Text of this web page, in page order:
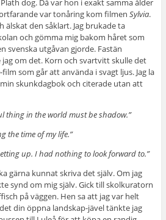
dog. Då var hon i exakt samma ålder
var tonåring kom filmen Sylvia.
älskat den såklart. Jag brukade ta
och gömma mig bakom håret som
svenska utgåvan gjorde. Fastän
om det. Korn och svartvitt skulle det
som går att använda i svagt ljus. Jag la
skunkdagbok och citerade utan att
thing in the world must be shadow.”
the time of my life.”
up. I had nothing to look forward to.”
gärna kunnat skriva det själv. Om jag
synd om mig själv. Gick till skolkuratorn
på väggen. Hen sa att jag var helt
din öppna landskap-jävel tänkte jag